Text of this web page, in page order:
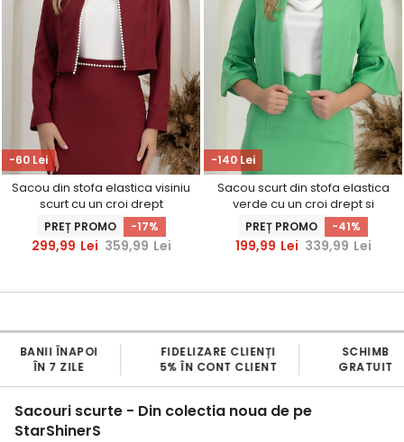
-60 Lei
Sacou din stofa elastica visiniu
scurt cu un croi drept
accesorizat cu perle -
StarShinerS
PREȚ PROMO -17%
299,99 Lei 359,99 Lei
-140 Lei
Sacou scurt din stofa elastica
verde cu un croi drept si
maneci clopot - StarShinerS
PREȚ PROMO -41%
199,99 Lei 339,99 Lei
FIDELIZARE CLIENȚI
5% ÎN CONT CLIENT
SCHIMB
GRATUIT
Sacouri scurte - Din colectia noua de pe
StarShinerS